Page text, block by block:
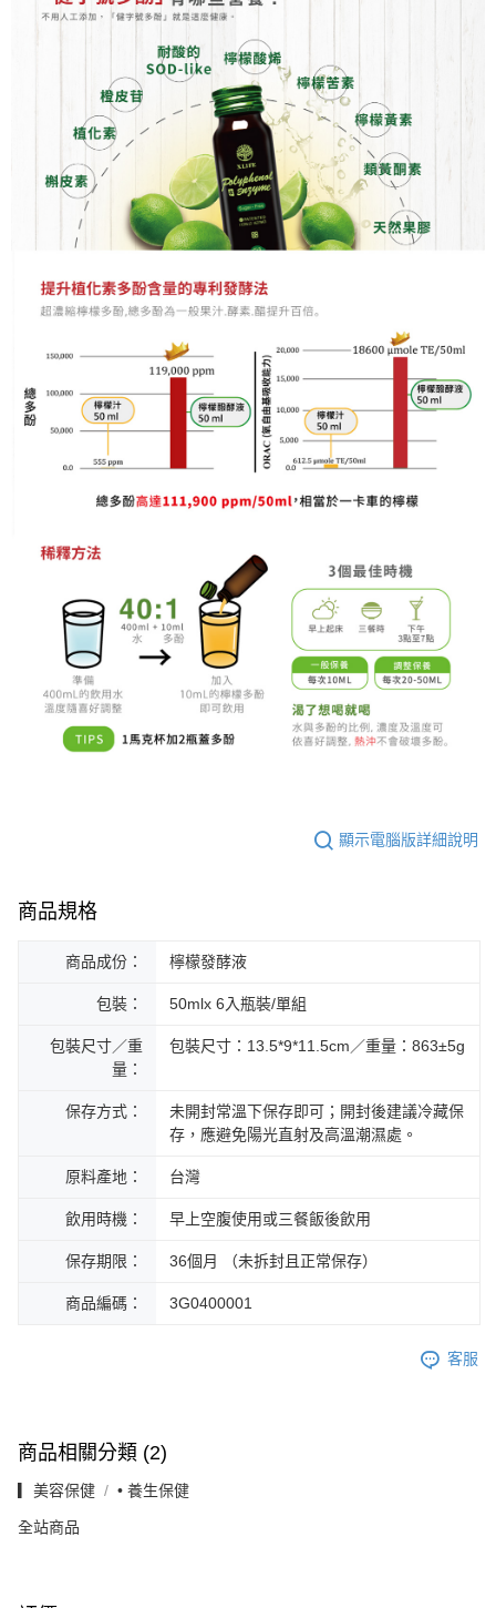
顯示電腦版詳細說明
商品規格
商品成份： 檸檬發酵液
包裝： 50mlx 6入瓶裝/單組
包裝尺寸／重
量：
包裝尺寸：13.5*9*11.5cm／重量：863±5g
保存方式：
未開封常溫下保存即可；開封後建議冷藏保
存，應避免陽光直射及高溫潮濕處。
原料產地： 台灣
飲用時機： 早上空腹使用或三餐飯後飲用
保存期限： 36個月 （未拆封且正常保存）
商品編碼： 3G0400001
客服
商品相關分類 (2)
▎美容保健 • 養生保健
全站商品